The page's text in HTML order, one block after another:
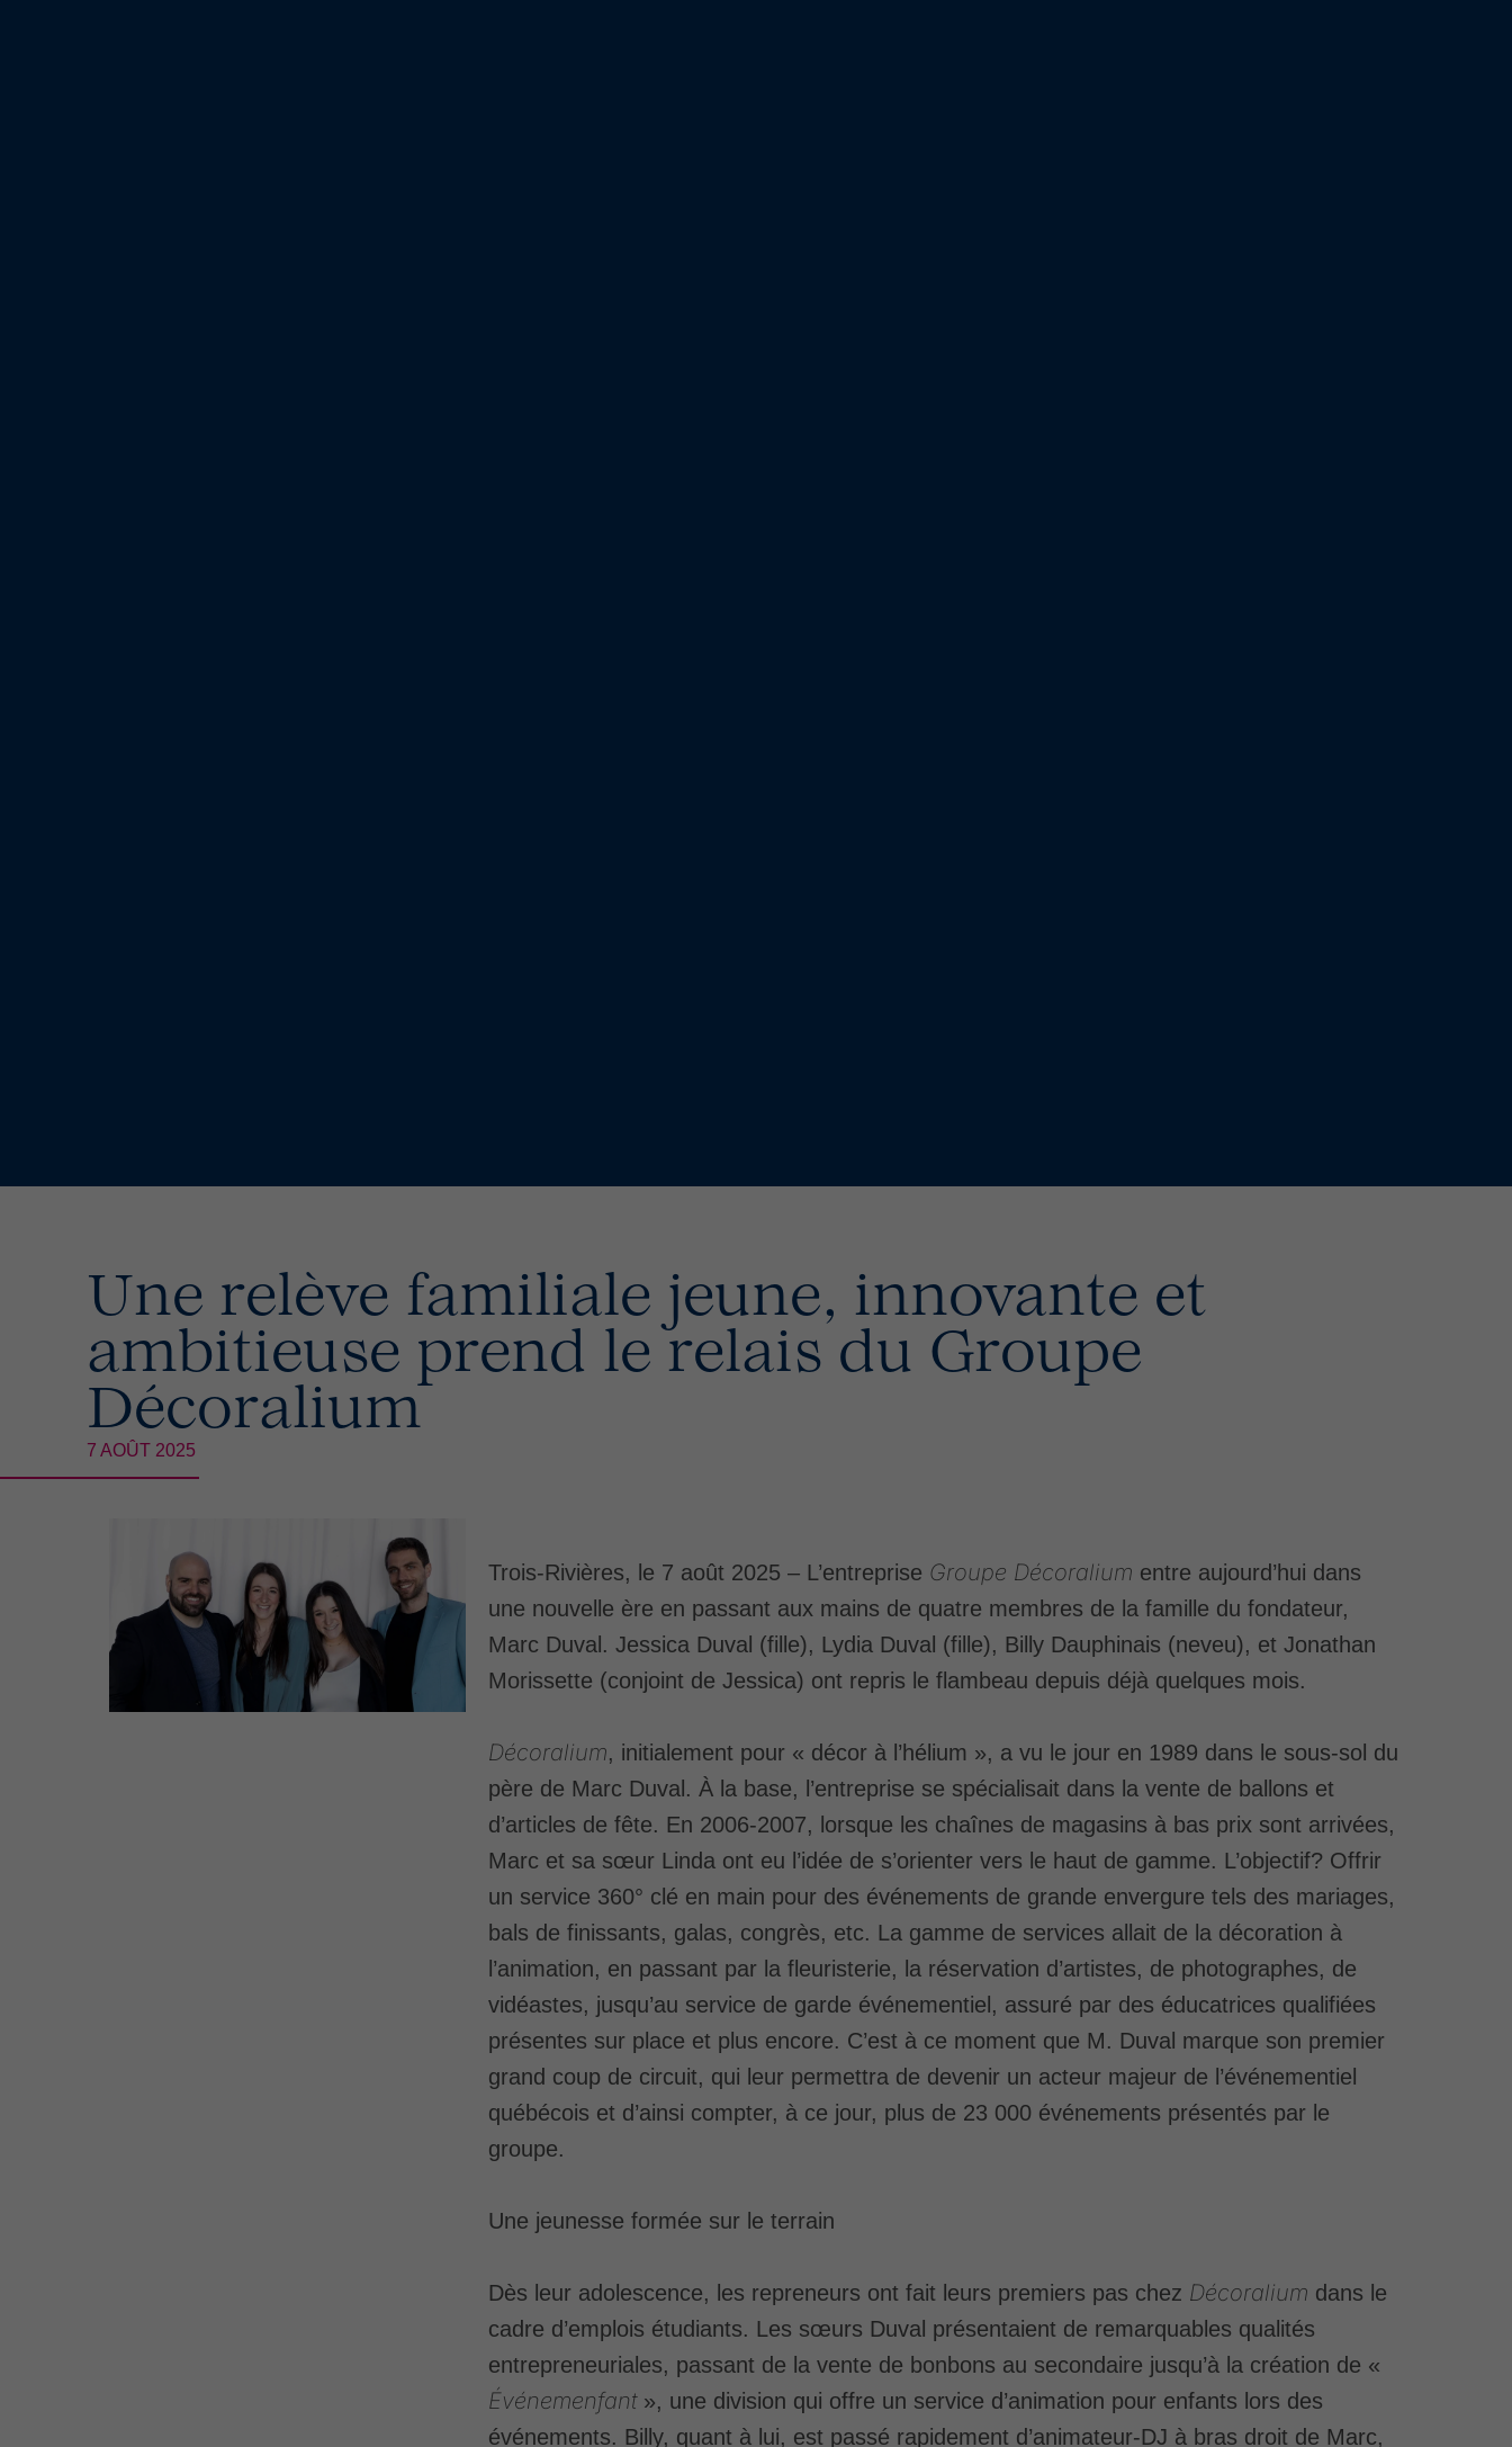
Une relève familiale jeune, innovante et
ambitieuse prend le relais du Groupe
Décoralium
7 AOÛT 2025
Trois-Rivières, le 7 août 2025 –L’entreprise Groupe Décoralium entre aujourd’hui dans
une nouvelle ère en passant aux mains de quatre membres de la famille du fondateur,
Marc Duval. Jessica Duval (fille), Lydia Duval (fille), Billy Dauphinais (neveu), et Jonathan
Morissette (conjoint de Jessica) ont repris le flambeau depuis déjà quelques mois.
Décoralium, initialement pour « décor à l’hélium », a vu le jour en 1989 dans le sous-sol du
père de Marc Duval. À la base, l’entreprise se spécialisait dans la vente de ballons et
d’articles de fête. En 2006-2007, lorsque les chaînes de magasins à bas prix sont arrivées,
Marc et sa sœur Linda ont eu l’idée de s’orienter vers le haut de gamme. L’objectif? Offrir
un service 360° clé en main pour des événements de grande envergure tels des mariages,
bals de finissants, galas, congrès, etc. La gamme de services allait de la décoration à
l’animation, en passant par la fleuristerie, la réservation d’artistes, de photographes, de
vidéastes, jusqu’au service de garde événementiel, assuré par des éducatrices qualifiées
présentes sur place et plus encore. C’est à ce moment que M. Duval marque son premier
grand coup de circuit, qui leur permettra de devenir un acteur majeur de l’événementiel
québécois et d’ainsi compter, à ce jour, plus de 23 000 événements présentés par le
groupe.
Une jeunesse formée sur le terrain
Dès leur adolescence, les repreneurs ont fait leurs premiers pas chez Décoralium dans le
cadre d’emplois étudiants. Les sœurs Duval présentaient de remarquables qualités
entrepreneuriales, passant de la vente de bonbons au secondaire jusqu’à la création de «
Événemenfant», une division qui offre un service d’animation pour enfants lors des
événements. Billy, quant à lui, est passé rapidement d’animateur-DJ à bras droit de Marc,